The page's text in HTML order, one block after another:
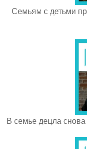
Семьям с детьми
В семье децла снова